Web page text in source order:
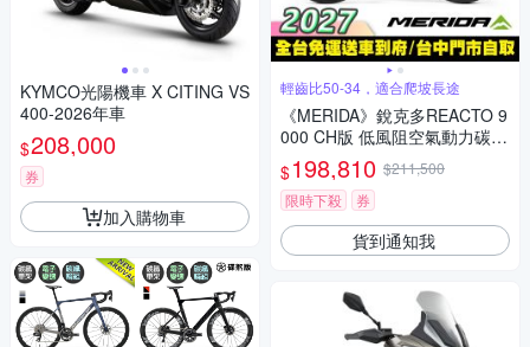
KYMCO光陽機車 X CITING VS
400-2026年車
$208,000
券
加入購物車
輕齒比50-34，適合爬坡長途
《MERIDA》銳克多REACTO 9
000 CH版 低風阻空氣動力碳纖
跑車 無附踏板/輕齒比50-34/附
功率計/碳纖板輪/電變/公路車/
美利達2027
$198,810 $211,500
限時下殺
券
貨到通知我